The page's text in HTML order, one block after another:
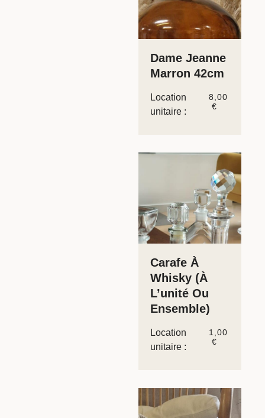
Dame Jeanne
Marron 42cm
Location
unitaire :
8,00
€
Carafe À
Whisky (à
L’unité Ou
Ensemble)
Location
unitaire :
1,00
€